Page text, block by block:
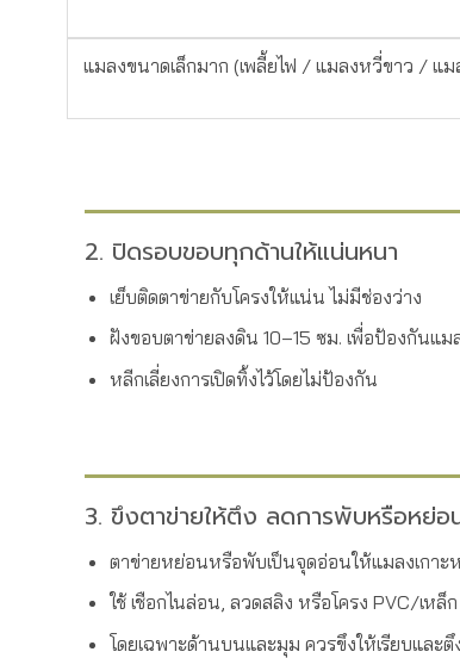
แมลงขนาดเล็กมาก (เพลี้ยไฟ / แมลงหวี่ขาว / แม
2. ปิดรอบขอบทุกด้านให้แน่นหนา
เย็บติดตาข่ายกับโครงให้แน่น ไม่มีช่องว่าง
ฝังขอบตาข่ายลงดิน 10–15 ซม. เพื่อป้องกันแม
หลีกเลี่ยงการเปิดทิ้งไว้โดยไม่ป้องกัน
3. ขึงตาข่ายให้ตึง ลดการพับหรือหย่อ
ตาข่ายหย่อนหรือพับเป็นจุดอ่อนให้แมลงเกาะ
ใช้ เชือกไนล่อน, ลวดสลิง หรือโครง PVC/เหล็
โดยเฉพาะด้านบนและมุม ควรขึงให้เรียบและตึ